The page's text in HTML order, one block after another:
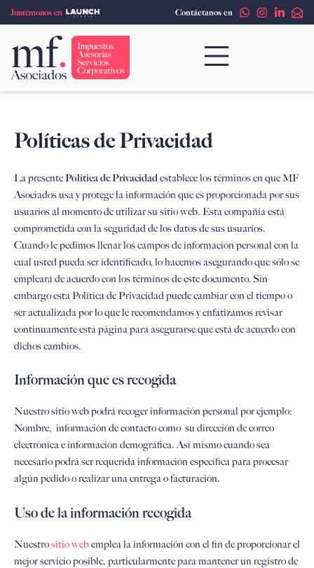
al
Juntémonos en Contáctanos en
Políticas de Privacidad
La presentePolítica de Privacidadestablece los términos en que MF
Asociados usa y protege la información que es proporcionada por sus
usuarios al momento de utilizar su sitio web. Esta compañía está
comprometida con la seguridad de los datos de sus usuarios.
Cuando le pedimos llenar los campos de información personal con la
cual usted pueda ser identificado, lo hacemos asegurando que sólo se
empleará de acuerdo con los términos de este documento. Sin
embargo esta Política de Privacidad puede cambiar con el tiempo o
ser actualizada por lo que le recomendamos y enfatizamos revisar
continuamente esta página para asegurarse que está de acuerdo con
dichos cambios.
Información que es recogida
Nuestro sitio web podrá recoger información personal por ejemplo:
Nombre, información de contacto como su dirección de correo
electrónica e información demográfica. Así mismo cuando sea
necesario podrá ser requerida información específica para procesar
algún pedido o realizar una entrega o facturación.
Uso de la información recogida
Nuestrositio webemplea la información con el fin de proporcionar el
mejor servicio posible, particularmente para mantener un registro de